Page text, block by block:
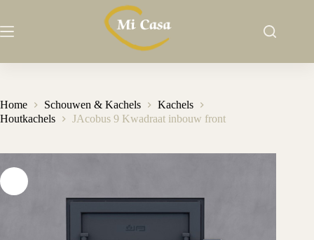
de
Home Schouwen & Kachels
Kachels
Houtkachels
JAcobus 9 Kwadraat inbouw front